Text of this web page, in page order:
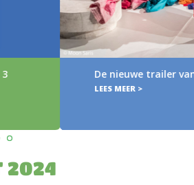
aan
2024